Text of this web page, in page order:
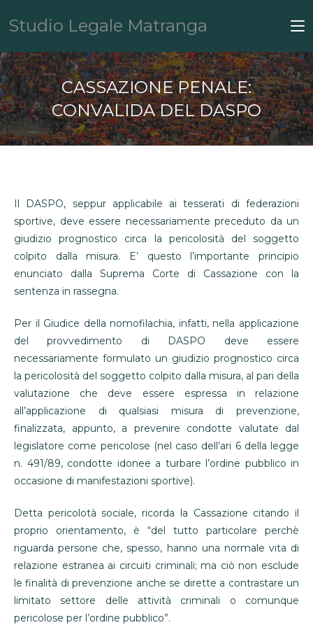
Studio Legale Matranga
CASSAZIONE PENALE:
CONVALIDA DEL DASPO
Il DASPO, seppur applicabile ai tesserati di federazioni
sportive, deve essere necessariamente preceduto da un
giudizio prognostico circa la pericolosità del soggetto
colpito dalla misura. E’ questo l’importante principio
enunciato dalla Suprema Corte di Cassazione con la
sentenza in rassegna.
Per il Giudice della nomofilachia, infatti, nella applicazione
del provvedimento di DASPO deve essere
necessariamente formulato un giudizio prognostico circa
la pericolosità del soggetto colpito dalla misura, al pari della
valutazione che deve essere espressa in relazione
all’applicazione di qualsiasi misura di prevenzione,
finalizzata, appunto, a prevenire condotte valutate dal
legislatore come pericolose (nel caso dell’ari 6 della legge
n. 491/89, condotte idonee a turbare l’ordine pubblico in
occasione di manifestazioni sportive).
Detta pericolotà sociale, ricorda la Cassazione citando il
proprio orientamento, è “del tutto particolare perchè
riguarda persone che, spesso, hanno una normale vita di
relazione estranea ai circuiti criminali; ma ciò non esclude
le finalità di prevenzione anche se dirette a contrastare un
limitato settore delle attività criminali o comunque
pericolose per l’ordine pubblico”.